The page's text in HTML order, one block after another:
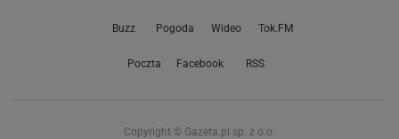
Buzz Pogoda Wideo Tok.FM
Poczta Facebook RSS
Copyright © Gazeta.pl sp. z o.o.